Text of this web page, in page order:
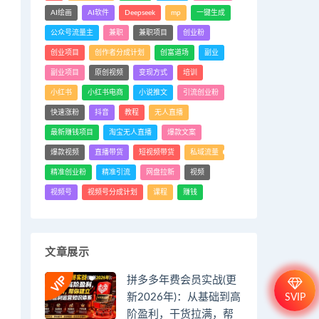
AI绘画 AI软件 Deepseek mp 一键生成
公众号流量主 兼职 兼职项目 创业粉
创业项目 创作者分成计划 创富道场 副业
副业项目 原创视频 变现方式 培训
小红书 小红书电商 小说推文 引流创业粉
快速涨粉 抖音 教程 无人直播
最新赚钱项目 淘宝无人直播 爆款文案
爆款视频 直播带货 短视频带货 私域流量
精准创业粉 精准引流 网盘拉新 视频
视频号 视频号分成计划 课程 赚钱
文章展示
拼多多年费会员实战(更
新2026年)：从基础到高
阶盈利，干货拉满，帮
SVIP